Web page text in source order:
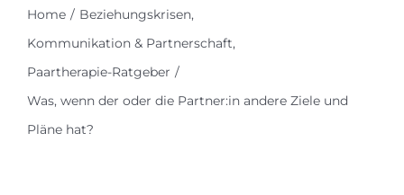
Home
Beziehungskrisen
Kommunikation & Partnerschaft
Paartherapie-Ratgeber
Was, wenn der oder die Partner:in andere Ziele und
Pläne hat?